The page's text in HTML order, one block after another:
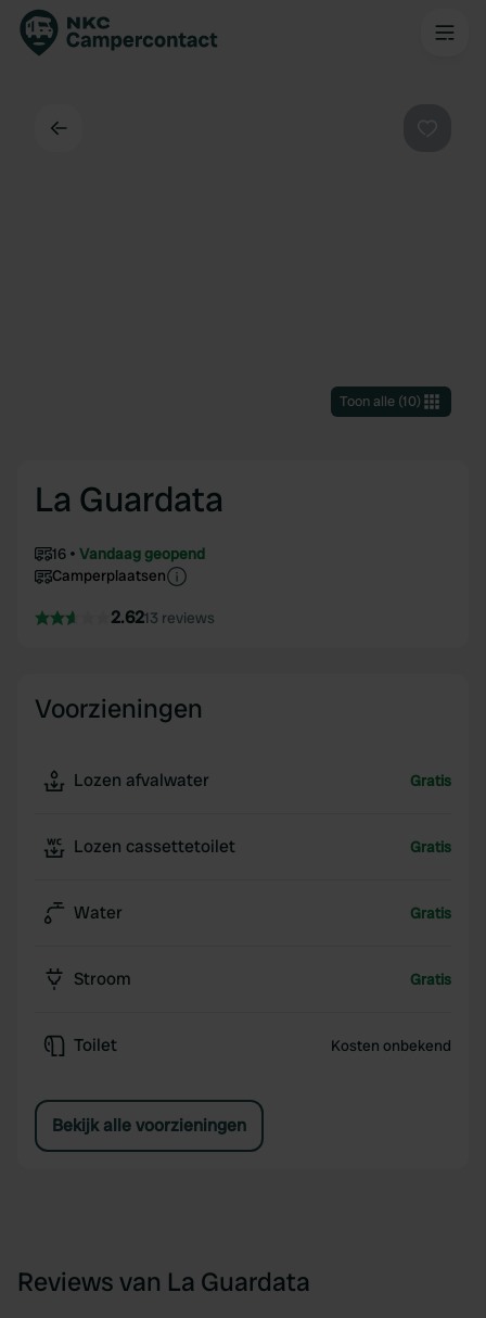
Toon alle(10)
La Guardata
16
Vandaag geopend
Camperplaatsen
2.6213 reviews
Voorzieningen
Lozen afvalwater Gratis
Lozen cassettetoilet Gratis
Water Gratis
Stroom Gratis
Toilet Kosten onbekend
Bekijk alle voorzieningen
Reviews van La Guardata